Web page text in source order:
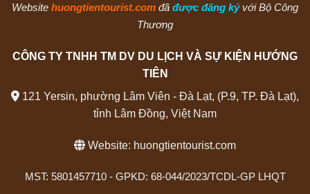
Website huongtientourist.com đã được đăng ký với Bộ Công
Thương
CÔNG TY TNHH TM DV DU LỊCH VÀ SỰ KIỆN HƯỚNG
TIÊN
121 Yersin, phường Lâm Viên - Đà Lạt, (P.9, TP. Đà Lạt),
tỉnh Lâm Đồng, Việt Nam
Website: huongtientourist.com
MST: 5801457710 - GPKD: 68-044/2023/TCDL-GP LHQT